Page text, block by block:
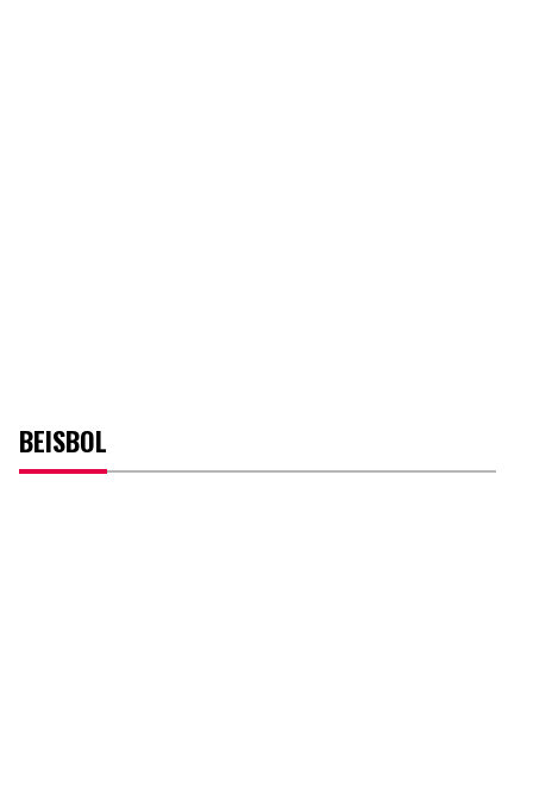
BEISBOL